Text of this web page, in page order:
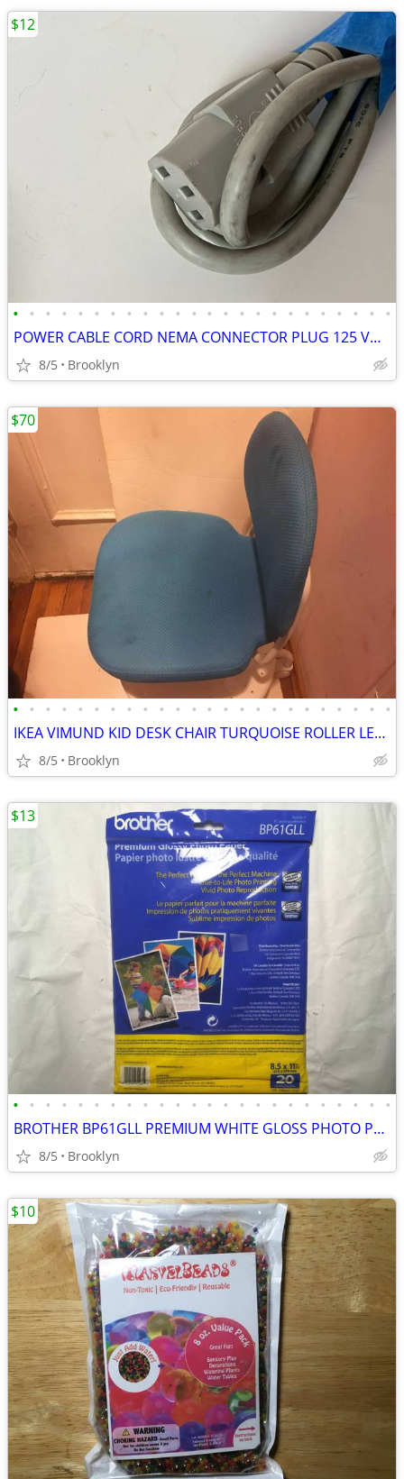
• • • • • • • • • • • • • • • • • • • • • • • •
POWER CABLE CORD NEMA CONNECTOR PLUG 125 VOLT PVC INSULATION 5FT BLACK
8/5 Brooklyn
$12
• • • • • • • • • • • • • • • • • • • • • • • •
IKEA VIMUND KID DESK CHAIR TURQUOISE ROLLER LEG STAND SAFETY ADJUSTABL
8/5 Brooklyn
$70
• • • • • • • • • • • • • • • • • • • • • • • •
BROTHER BP61GLL PREMIUM WHITE GLOSS PHOTO PAPER 20 PCS 8.5x11" 51LB IN
8/5 Brooklyn
$13
$10